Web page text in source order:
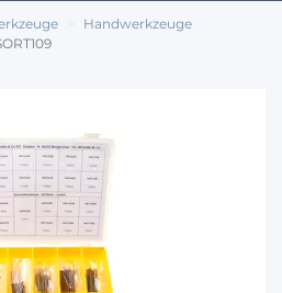
Handwerkzeuge